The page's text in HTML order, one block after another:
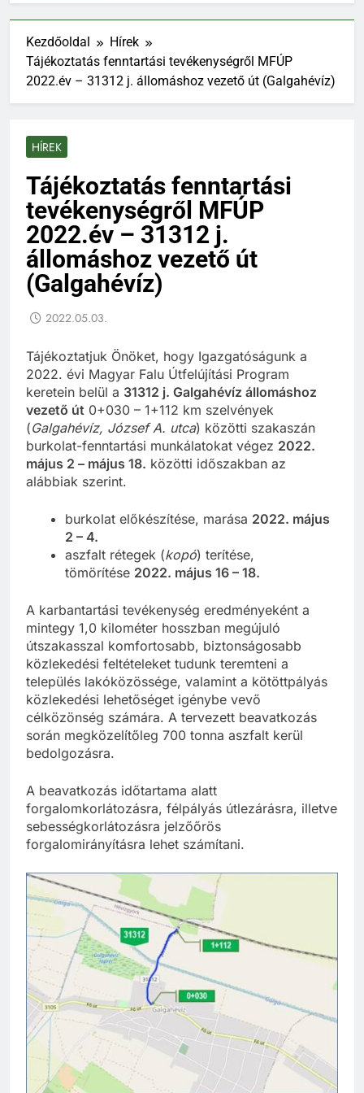
Kezdőoldal
Hírek
Tájékoztatás fenntartási tevékenységről MFÚP
2022.év – 31312 j. állomáshoz vezető út (Galgahévíz)
HÍREK
Tájékoztatás fenntartási
tevékenységről MFÚP
2022.év – 31312 j.
állomáshoz vezető út
(Galgahévíz)
2022.05.03.
Tájékoztatjuk Önöket, hogy Igazgatóságunk a
2022. évi Magyar Falu Útfelújítási Program
keretein belül a 31312 j. Galgahévíz állomáshoz
vezető út 0+030 – 1+112 km szelvények
(Galgahévíz, József A. utca) közötti szakaszán
burkolat-fenntartási munkálatokat végez 2022.
május 2 – május 18. közötti időszakban az
alábbiak szerint.
burkolat előkészítése, marása 2022. május
2 – 4.
aszfalt rétegek (kopó) terítése,
tömörítése 2022. május 16 – 18.
A karbantartási tevékenység eredményeként a
mintegy 1,0 kilométer hosszban megújuló
útszakasszal komfortosabb, biztonságosabb
közlekedési feltételeket tudunk teremteni a
település lakóközössége, valamint a kötöttpályás
közlekedési lehetőséget igénybe vevő
célközönség számára. A tervezett beavatkozás
során megközelítőleg 700 tonna aszfalt kerül
bedolgozásra.
A beavatkozás időtartama alatt
forgalomkorlátozásra, félpályás útlezárásra, illetve
sebességkorlátozásra jelzőőrös
forgalomirányításra lehet számítani.